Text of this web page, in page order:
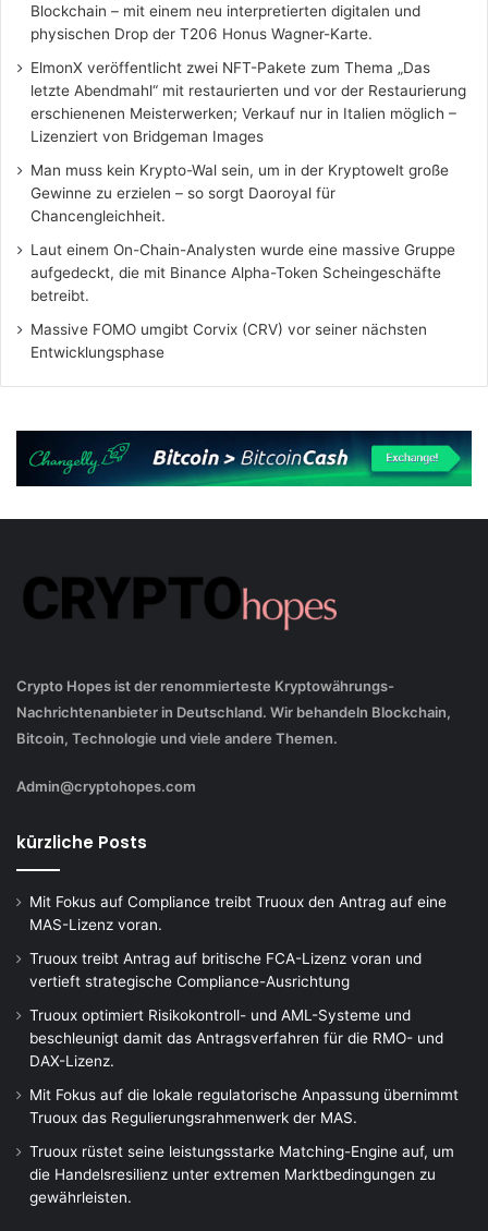
Blockchain – mit einem neu interpretierten digitalen und
physischen Drop der T206 Honus Wagner-Karte.
ElmonX veröffentlicht zwei NFT-Pakete zum Thema „Das
letzte Abendmahl“ mit restaurierten und vor der Restaurierung
erschienenen Meisterwerken; Verkauf nur in Italien möglich –
Lizenziert von Bridgeman Images
Man muss kein Krypto-Wal sein, um in der Kryptowelt große
Gewinne zu erzielen – so sorgt Daoroyal für
Chancengleichheit.
Laut einem On-Chain-Analysten wurde eine massive Gruppe
aufgedeckt, die mit Binance Alpha-Token Scheingeschäfte
betreibt.
Massive FOMO umgibt Corvix (CRV) vor seiner nächsten
Entwicklungsphase
Crypto Hopes ist der renommierteste Kryptowährungs-
Nachrichtenanbieter in Deutschland. Wir behandeln Blockchain,
Bitcoin, Technologie und viele andere Themen.
Admin@cryptohopes.com
kürzliche Posts
Mit Fokus auf Compliance treibt Truoux den Antrag auf eine
MAS-Lizenz voran.
Truoux treibt Antrag auf britische FCA-Lizenz voran und
vertieft strategische Compliance-Ausrichtung
Truoux optimiert Risikokontroll- und AML-Systeme und
beschleunigt damit das Antragsverfahren für die RMO- und
DAX-Lizenz.
Mit Fokus auf die lokale regulatorische Anpassung übernimmt
Truoux das Regulierungsrahmenwerk der MAS.
Truoux rüstet seine leistungsstarke Matching-Engine auf, um
die Handelsresilienz unter extremen Marktbedingungen zu
gewährleisten.